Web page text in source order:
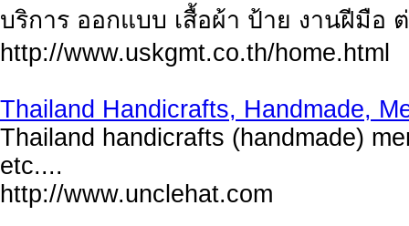
บริการ ออกแบบ เสื้อผ้า ป้าย งานฝีมือ
http://www.uskgmt.co.th/home.html
Thailand Handicrafts, Handmade,
Thailand handicrafts (handmade)
etc....
http://www.unclehat.com